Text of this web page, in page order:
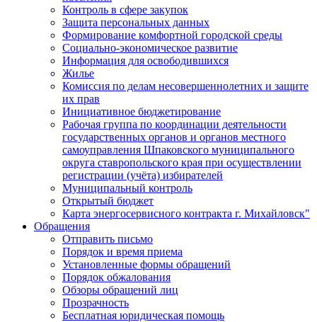
Контроль в сфере закупок
Защита персональных данных
Формирование комфортной городской среды
Социально-экономическое развитие
Информация для освободившихся
Жилье
Комиссия по делам несовершеннолетних и защите
их прав
Инициативное бюджетирование
Рабочая группа по координации деятельности
государственных органов и органов местного
самоуправления Шпаковского муниципального
округа ставропольского края при осуществлении
регистрации (учёта) избирателей
Муниципальный контроль
Открытый бюджет
Карта энергосервисного контракта г. Михайловск"
Обращения
Отправить письмо
Порядок и время приема
Установленные формы обращений
Порядок обжалования
Обзоры обращений лиц
Прозрачность
Бесплатная юридическая помощь